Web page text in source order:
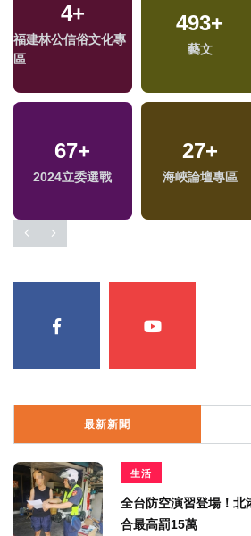
4+
福建林公信俗文化專
區
493+
藝文
67+
2024立委選戰
27+
海峽論壇專區
最新新聞
生活
全台防空演習登場！
合最高罰15萬